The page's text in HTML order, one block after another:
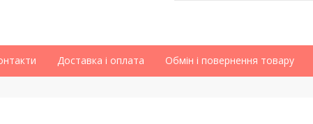
Доставка і оплата Обмін і повернення товару